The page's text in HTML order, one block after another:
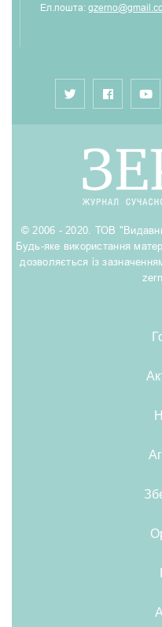
Ел.пошта:
© 2006 - 2020. ТОВ
Будь-яке використання
дозволяється із